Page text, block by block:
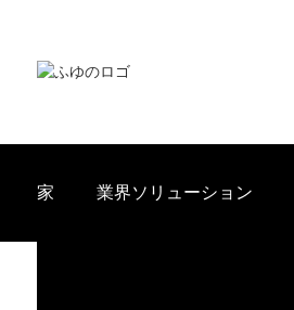
家 業界ソリューション